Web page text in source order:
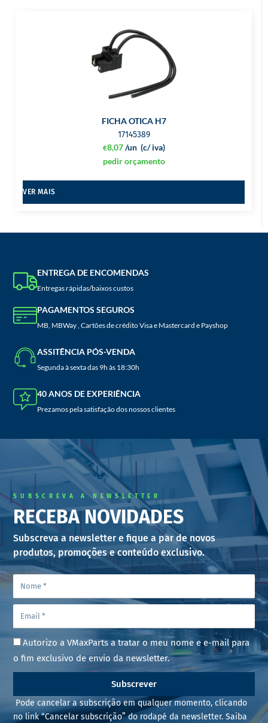
FICHA OTICA H7
17145389
€8,07 (c/ iva)
/un
pedir orçamento
VER MAIS
ENTREGA DE ENCOMENDAS
Entregas rápidas/baixos custos
PAGAMENTOS SEGUROS
MB, MBWay , Cartões de crédito Visa e Mastercard e Payshop
ASSITÊNCIA PÓS-VENDA
Segunda à sexta das 9h às 18:30h
40 ANOS DE EXPERIÊNCIA
Prezamos pela satisfação dos nossos clientes
SUBSCREVA A NEWSLETTER
RECEBA NOVIDADES
Subscreva a newsletter e fique a par de novos
produtos, promoções e conteúdo exclusivo.
Autorizo a VMaxParts a tratar o meu nome e e-mail para
o fim exclusivo de envio da newsletter.
Subscrever
Pode cancelar a subscrição em qualquer momento, clicando
no link “Cancelar subscrição” do rodapé da newsletter. Saiba